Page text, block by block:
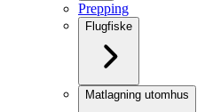
Prepping
Flugfiske
Matlagning utomhus